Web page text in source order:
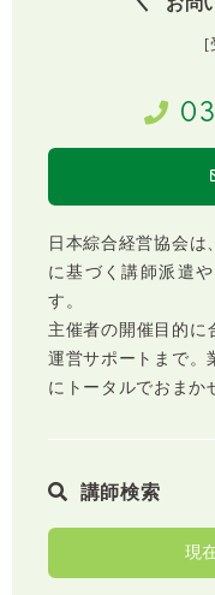
[
日本綜合経営協会は
に基づく講師派遣
す。
主催者の開催目的に
運営サポートまで。
にトータルでおまか
講師検索
現